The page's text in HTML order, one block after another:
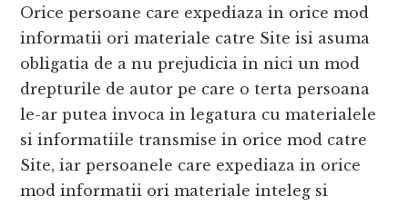
Orice persoane care expediaza in orice mod
informatii ori materiale catre Site isi asuma
obligatia de a nu prejudicia in nici un mod
drepturile de autor pe care o terta persoana
le-ar putea invoca in legatura cu materialele
si informatiile transmise in orice mod catre
Site, iar persoanele care expediaza in orice
mod informatii ori materiale inteleg si